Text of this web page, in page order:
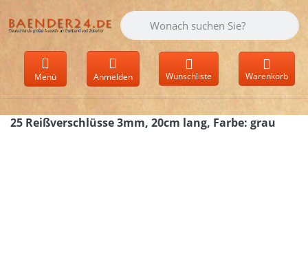
Geben Sie einen Suchbegriff ein.
Menü Anmelden Wunschliste Warenkorb
25 Reißverschlüsse 3mm, 20cm lang, Farbe: grau